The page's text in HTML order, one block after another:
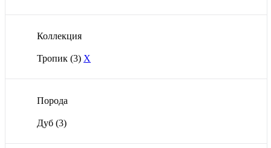
Коллекция
Тропик (3) X
Порода
Дуб (3)